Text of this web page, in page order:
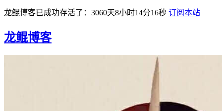
龙鲲博客已成功存活了：3060天8小时14分16秒 订阅本站
龙鲲博客